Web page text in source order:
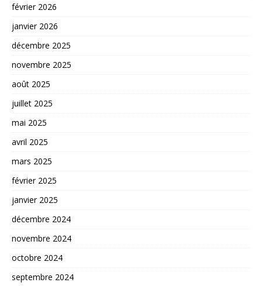
février 2026
janvier 2026
décembre 2025
novembre 2025
août 2025
juillet 2025
mai 2025
avril 2025
mars 2025
février 2025
janvier 2025
décembre 2024
novembre 2024
octobre 2024
septembre 2024